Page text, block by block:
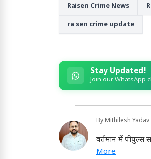
Raisen Crime News
raisen crime update
Stay Updated!
Join our WhatsApp
By Mithilesh Yadav
वर्तमान में पीपुल्स
More